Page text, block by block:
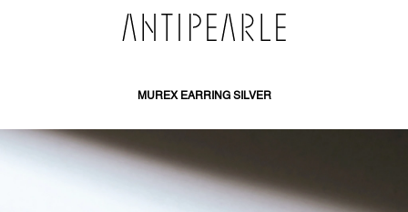
MUREX EARRING SILVER